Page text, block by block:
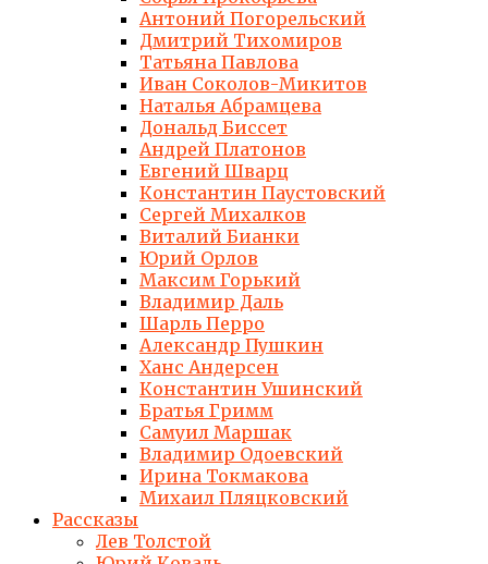
Антоний Погорельский
Дмитрий Тихомиров
Татьяна Павлова
Иван Соколов-Микитов
Наталья Абрамцева
Дональд Биссет
Андрей Платонов
Евгений Шварц
Константин Паустовский
Сергей Михалков
Виталий Бианки
Юрий Орлов
Максим Горький
Владимир Даль
Шарль Перро
Александр Пушкин
Ханс Андерсен
Константин Ушинский
Братья Гримм
Самуил Маршак
Владимир Одоевский
Ирина Токмакова
Михаил Пляцковский
Рассказы
Лев Толстой